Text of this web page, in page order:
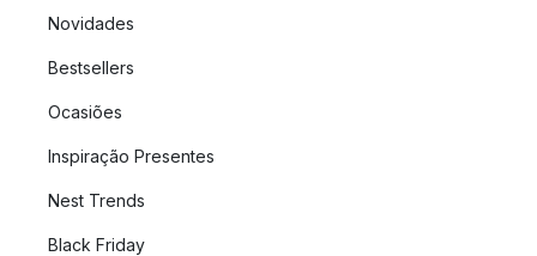
Novidades
Bestsellers
Ocasiões
Inspiração Presentes
Nest Trends
Black Friday